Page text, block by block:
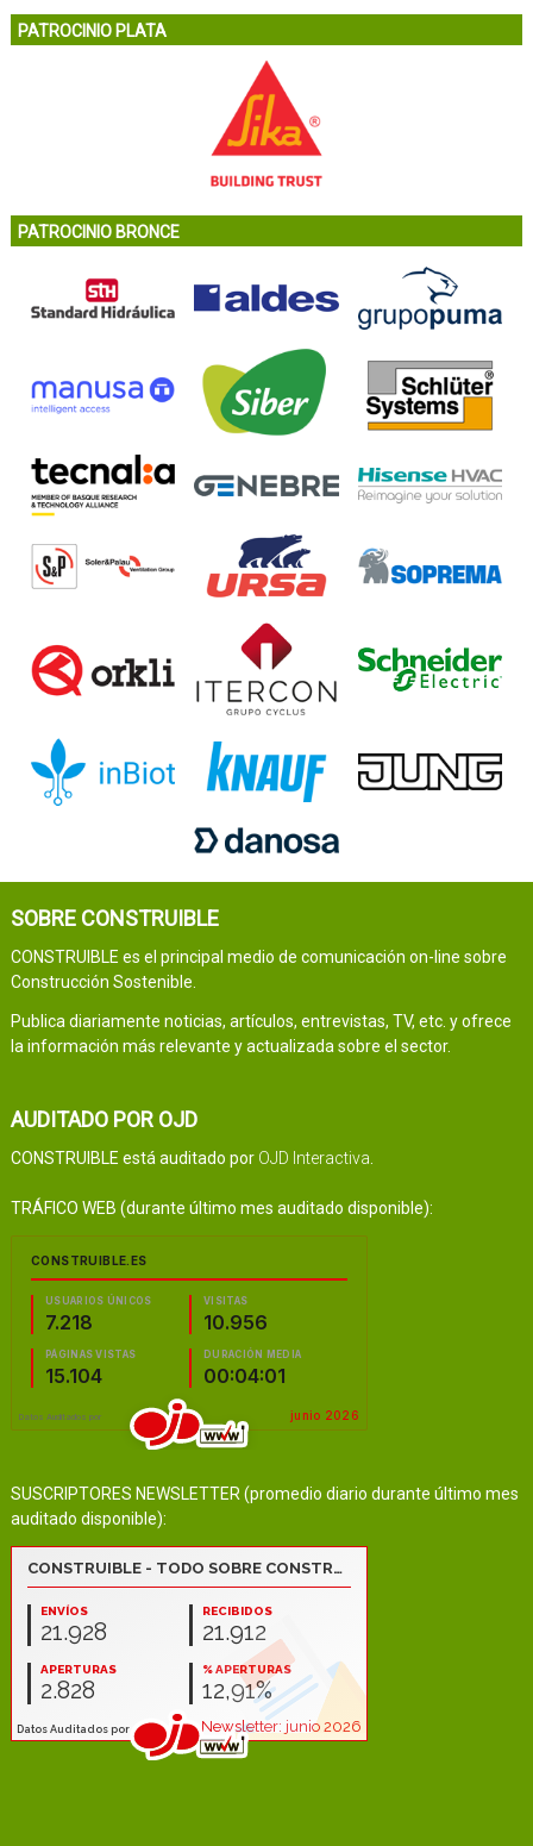
PATROCINIO PLATA
PATROCINIO BRONCE
SOBRE CONSTRUIBLE
CONSTRUIBLE es el principal medio de comunicación on-line sobre
Construcción Sostenible.
Publica diariamente noticias, artículos, entrevistas, TV, etc. y ofrece
la información más relevante y actualizada sobre el sector.
AUDITADO POR OJD
CONSTRUIBLE está auditado por OJD Interactiva
TRÁFICO WEB (durante último mes auditado disponible):
SUSCRIPTORES NEWSLETTER (promedio diario durante último mes
auditado disponible):